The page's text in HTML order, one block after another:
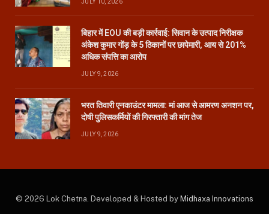
JULY 10, 2026
बिहार में EOU की बड़ी कार्रवाई: सिवान के उत्पाद निरीक्षक
अंकेश कुमार गोंड़ के 5 ठिकानों पर छापेमारी, आय से 201%
अधिक संपत्ति का आरोप
JULY 9, 2026
भरत तिवारी एनकाउंटर मामला: मां आज से आमरण अनशन पर,
दोषी पुलिसकर्मियों की गिरफ्तारी की मांग तेज
JULY 9, 2026
© 2026 Lok Chetna. Developed & Hosted by Midhaxa Innovations